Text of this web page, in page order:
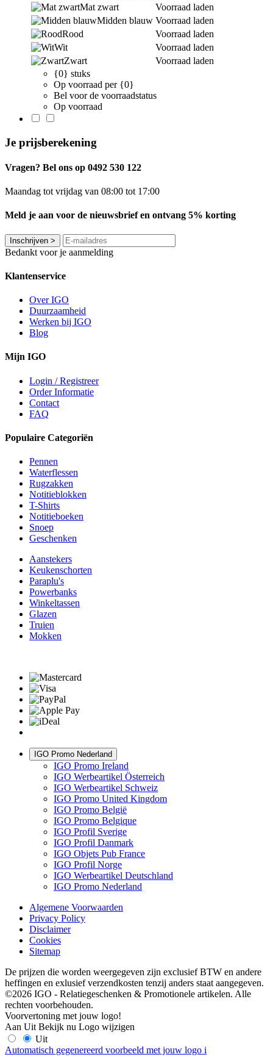
Mat zwart
Voorraad laden
Midden blauw Voorraad laden
Rood
Voorraad laden
Wit
Voorraad laden
Zwart
Voorraad laden
{0} stuks
Op voorraad per {0}
Bel voor de voorraadstatus
Op voorraad
Je prijsberekening
Vragen? Bel ons op 0492 530 122
Maandag tot vrijdag van 08:00 tot 17:00
Meld je aan voor de nieuwsbrief en ontvang 5% korting
Inschrijven >
Bedankt voor je aanmelding
Klantenservice
Over IGO
Duurzaamheid
Werken bij IGO
Blog
Mijn IGO
Login / Registreer
Order Informatie
Contact
FAQ
Populaire Categoriën
Pennen
Waterflessen
Rugzakken
Notitieblokken
T-Shirts
Notitieboeken
Snoep
Geschenken
Aanstekers
Keukenschorten
Paraplu's
Powerbanks
Winkeltassen
Glazen
Truien
Mokken
IGO Promo Nederland
IGO Promo Ireland
IGO Werbeartikel Österreich
IGO Werbeartikel Schweiz
IGO Promo United Kingdom
IGO Promo België
IGO Promo Belgique
IGO Profil Sverige
IGO Profil Danmark
IGO Objets Pub France
IGO Profil Norge
IGO Werbeartikel Deutschland
IGO Promo Nederland
Algemene Voorwaarden
Privacy Policy
Disclaimer
Cookies
Sitemap
De prijzen die worden weergegeven zijn exclusief BTW en andere
heffingen en exlusief verzendkosten tenzij anders staat aangegeven.
©2026 IGO - Relatiegeschenken & Promotionele artikelen. Alle
rechten voorbehouden.
Voorvertoning met jouw logo!
Aan Uit Bekijk nu Logo wijzigen
Uit
Automatisch gegenereerd voorbeeld met jouw logo i